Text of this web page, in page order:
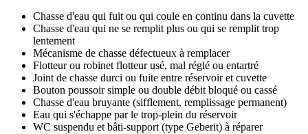
Chasse d'eau qui fuit ou qui coule en continu dans la cuvette
Chasse d'eau qui ne se remplit plus ou qui se remplit trop
lentement
Mécanisme de chasse défectueux à remplacer
Flotteur ou robinet flotteur usé, mal réglé ou entartré
Joint de chasse durci ou fuite entre réservoir et cuvette
Bouton poussoir simple ou double débit bloqué ou cassé
Chasse d'eau bruyante (sifflement, remplissage permanent)
Eau qui s'échappe par le trop-plein du réservoir
WC suspendu et bâti-support (type Geberit) à réparer